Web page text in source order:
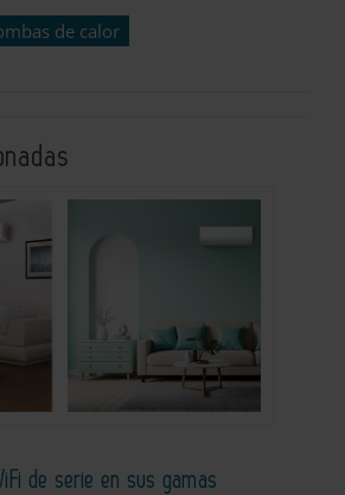
de calor
de serie en sus gamas